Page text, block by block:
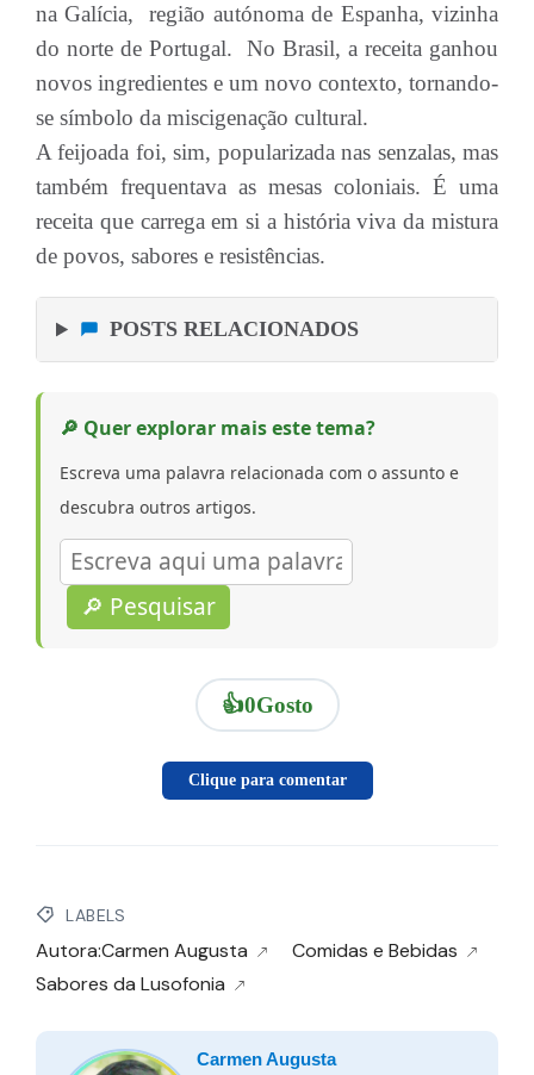
na Galícia, região autónoma de Espanha, vizinha
do norte de Portugal. No Brasil, a receita ganhou
novos ingredientes e um novo contexto, tornando-
se símbolo da miscigenação cultural.
A feijoada foi, sim, popularizada nas senzalas, mas
também frequentava as mesas coloniais. É uma
receita que carrega em si a história viva da mistura
de povos, sabores e resistências.
POSTS RELACIONADOS
🔎 Quer explorar mais este tema?
Escreva uma palavra relacionada com o assunto e
descubra outros artigos.
🔎 Pesquisar
👍0Gosto
Clique para comentar
LABELS
Autora:Carmen Augusta
Comidas e Bebidas
Sabores da Lusofonia
Carmen Augusta